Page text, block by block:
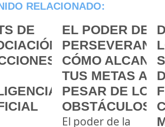
RELACIONADO:
DE
EL PODER DE
CÓMO
TUS METAS A
PESAR DE LOS
OBSTÁCULOS
El poder de la